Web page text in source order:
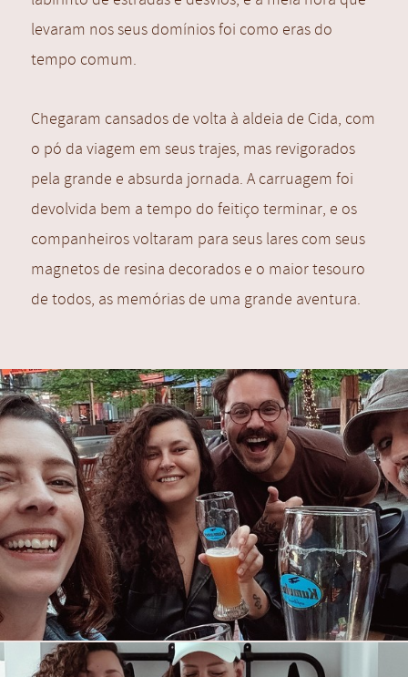
levaram nos seus domínios foi como eras do
tempo comum.
Chegaram cansados de volta à aldeia de Cida, com
o pó da viagem em seus trajes, mas revigorados
pela grande e absurda jornada. A carruagem foi
devolvida bem a tempo do feitiço terminar, e os
companheiros voltaram para seus lares com seus
magnetos de resina decorados e o maior tesouro
de todos, as memórias de uma grande aventura.